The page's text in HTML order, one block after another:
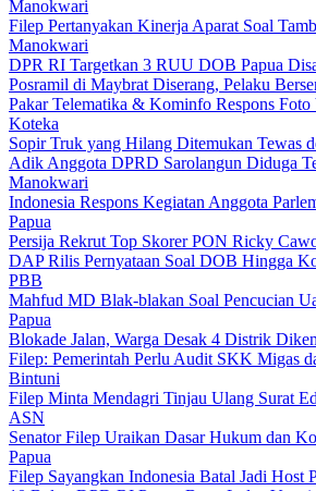
Manokwari
Filep Pertanyakan Kinerja Aparat Soal
Manokwari
DPR RI Targetkan 3 RUU DOB Papua
Posramil di Maybrat Diserang, Pelaku
Pakar Telematika & Kominfo Respons Foto
Koteka
Sopir Truk yang Hilang Ditemukan Tewas
Adik Anggota DPRD Sarolangun Diduga
Manokwari
Indonesia Respons Kegiatan Anggota
Papua
Persija Rekrut Top Skorer PON Ricky
DAP Rilis Pernyataan Soal DOB Hingga
PBB
Mahfud MD Blak-blakan Soal Pencucian
Papua
Blokade Jalan, Warga Desak 4 Distrik
Filep: Pemerintah Perlu Audit SKK Migas
Bintuni
Filep Minta Mendagri Tinjau Ulang Surat
ASN
Senator Filep Uraikan Dasar Hukum dan
Papua
Filep Sayangkan Indonesia Batal Jadi Host